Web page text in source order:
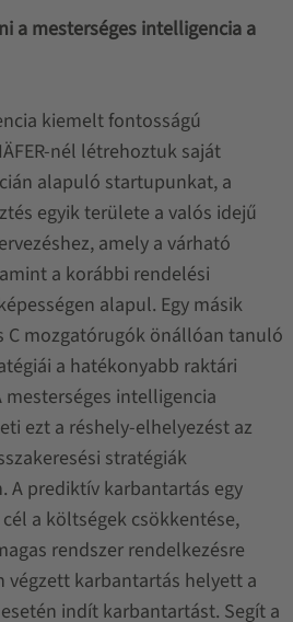
a mesterséges intelligencia a
kiemelt fontosságú
nél létrehoztuk saját
alapuló startupunkat, a
egyik területe a valós idejű
amely a várható
a korábbi rendelési
alapul. Egy másik
C mozgatórugók önállóan tanuló
a hatékonyabb raktári
intelligencia
ezt a réshely-elhelyezést az
stratégiák
A prediktív karbantartás egy
a költségek csökkentése,
rendszer rendelkezésre
végzett karbantartás helyett a
indít karbantartást. Segít a